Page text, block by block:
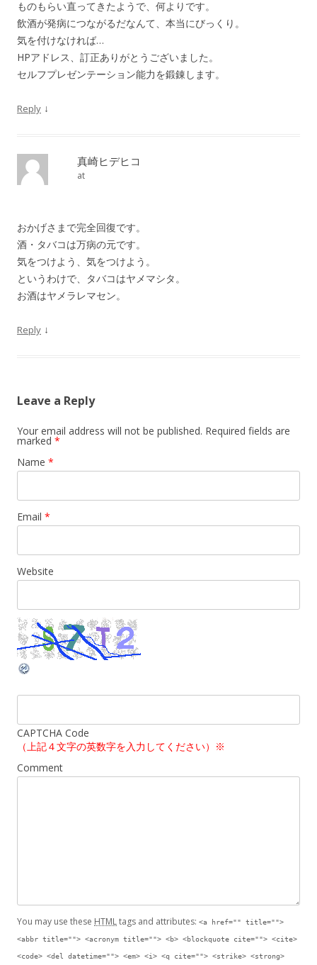
ものもらい直ってきたようで、何よりです。
飲酒が発病につながるだなんて、本当にびっくり。
気を付けなければ…
HPアドレス、訂正ありがとうございました。
セルフプレゼンテーション能力を鍛錬します。
Reply ↓
真崎ヒデヒコ
at
おかげさまで完全回復です。
酒・タバコは万病の元です。
気をつけよう、気をつけよう。
というわけで、タバコはヤメマシタ。
お酒はヤメラレマセン。
Reply ↓
Leave a Reply
Your email address will not be published. Required fields are
marked *
Name *
Email *
Website
CAPTCHA Code
（上記４文字の英数字を入力してください）※
Comment
You may use these HTMLtags and attributes: <a href="" title="">
<abbr title=""> <acronym title=""> <b> <blockquote cite=""> <cite>
<code> <del datetime=""> <em> <i> <q cite=""> <strike> <strong>